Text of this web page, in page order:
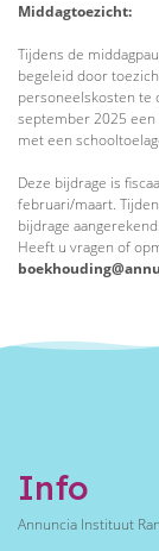
Middagtoezicht:
Tijdens de
begeleid door
personeelskosten te
september 2025 een
met een
Deze bijdrage is
februari/maart.
bijdrage aangerekend.
Heeft u vragen of
Info
Annuncia Instituut